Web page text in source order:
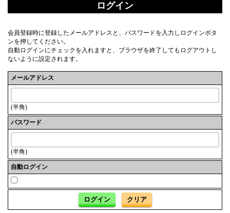
ログイン
会員登録時に登録したメールアドレスと、パスワードを入力しログインボタ
ンを押してください。
自動ログインにチェックを入れますと、ブラウザを終了してもログアウトし
ないように設定されます。
メールアドレス
(半角)
パスワード
(半角)
自動ログイン
ログイン クリア